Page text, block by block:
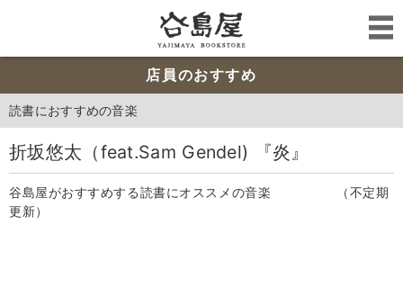
店員のおすすめ
読書におすすめの音楽
折坂悠太（feat.Sam Gendel) 『炎』
谷島屋がおすすめする読書にオススメの音楽 （不定期
更新）